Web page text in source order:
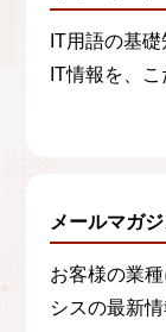
IT用語の基
IT情報を、
メールマガ
お客様の業
シスの最新